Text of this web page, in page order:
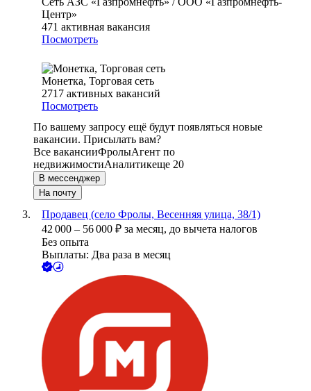
Центр»
471 активная вакансия
Посмотреть
Монетка, Торговая сеть
2717 активных вакансий
Посмотреть
По вашему запросу ещё будут появляться новые
вакансии. Присылать вам?
Все вакансииФролыАгент по
недвижимостиАналитикеще 20
В мессенджер
На почту
Продавец (село Фролы, Весенняя улица, 38/1)
42 000 – 56 000 ₽ за месяц, до вычета налогов
Без опыта
Выплаты: Два раза в месяц